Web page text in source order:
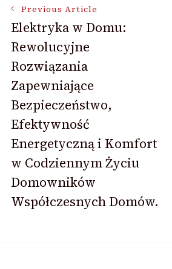
Previous Article
Elektryka w Domu:
Rewolucyjne
Rozwiązania
Zapewniające
Bezpieczeństwo,
Efektywność
Energetyczną i Komfort
w Codziennym Życiu
Domowników
Współczesnych Domów.